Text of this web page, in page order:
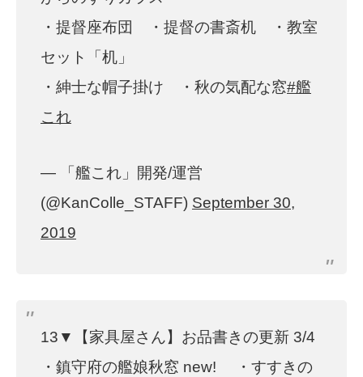
・提督座布団 ・提督の書斎机 ・教室
セット「机」
・紳士な帽子掛け ・秋の気配な窓#艦
これ
— 「艦これ」開発/運営
(@KanColle_STAFF) September 30,
2019
13▼【家具屋さん】お品書きの更新 3/4
・鎮守府の艦娘秋窓 new! ・すすきの